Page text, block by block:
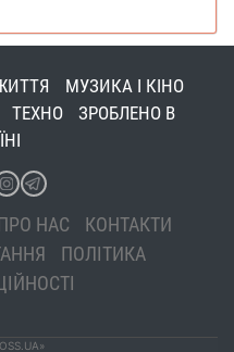
МУЗИКА І КІНО
ТЕХНО
ЗРОБЛЕНО В
НАС
КОНТАКТИ
ПОЛІТИКА